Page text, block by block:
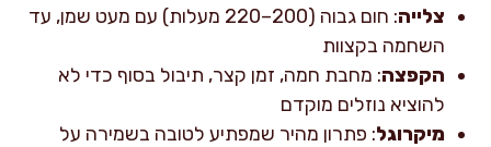
צלייה
: חום גבוה (200–220 מעלות) עם מעט שמן, עד
השחמה בקצוות
הקפצה: מחבת חמה, זמן קצר, תיבול בסוף כדי לא
להוציא נוזלים מוקדם
מיקרוגל: פתרון מהיר שמפתיע לטובה בשמירה על